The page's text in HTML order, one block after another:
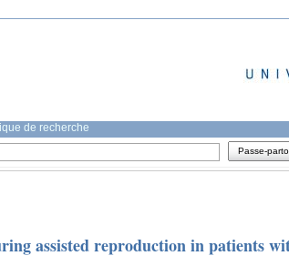
de recherche
Passe-
assisted reproduction in patients